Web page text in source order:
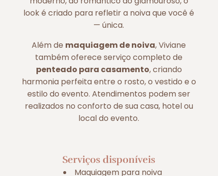
look é criado para refletir a noiva que você é
— única.
Além de maquiagem de noiva, Viviane
também oferece serviço completo de
penteado para casamento, criando
harmonia perfeita entre o rosto, o vestido e o
estilo do evento. Atendimentos podem ser
realizados no conforto de sua casa, hotel ou
local do evento.
Serviços disponíveis
Maquiagem para noiva